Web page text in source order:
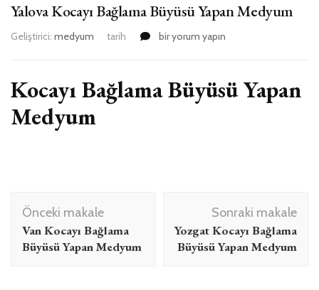
Yalova Kocayı Bağlama Büyüsü Yapan Medyum
Geliştirici: medyum tarih
Yalova
Büyüsü
Yapan
bir yorum yapın
Kocayı Bağlama Büyüsü Yapan
Medyum
Yazı
dolaşımı
Önceki makale
Van Kocayı Bağlama
Büyüsü Yapan Medyum
Sonraki makale
Yozgat Kocayı Bağlama
Büyüsü Yapan Medyum